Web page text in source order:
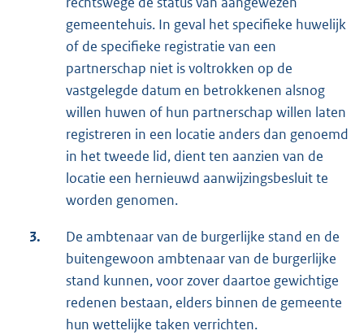
gemeentehuis. In geval het specifieke huwelijk
of de specifieke registratie van een
partnerschap niet is voltrokken op de
vastgelegde datum en betrokkenen alsnog
willen huwen of hun partnerschap willen laten
registreren in een locatie anders dan genoemd
in het tweede lid, dient ten aanzien van de
locatie een hernieuwd aanwijzingsbesluit te
worden genomen.
3.
De ambtenaar van de burgerlijke stand en de
buitengewoon ambtenaar van de burgerlijke
stand kunnen, voor zover daartoe gewichtige
redenen bestaan, elders binnen de gemeente
hun wettelijke taken verrichten.